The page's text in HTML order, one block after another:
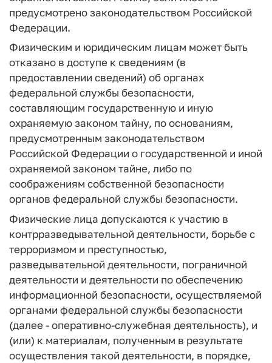
предусмотрено законодательством Российской
Федерации.
Физическим и юридическим лицам может быть
отказано в доступе к сведениям (в
предоставлении сведений) об органах
федеральной службы безопасности,
составляющим государственную и иную
охраняемую законом тайну, по основаниям,
предусмотренным законодательством
Российской Федерации о государственной и иной
охраняемой законом тайне, либо по
соображениям собственной безопасности
органов федеральной службы безопасности.
Физические лица допускаются к участию в
контрразведывательной деятельности, борьбе с
терроризмом и преступностью,
разведывательной деятельности, пограничной
деятельности и деятельности по обеспечению
информационной безопасности, осуществляемой
органами федеральной службы безопасности
(далее - оперативно-служебная деятельность), и
(или) к материалам, полученным в результате
осуществления такой деятельности, в порядке,